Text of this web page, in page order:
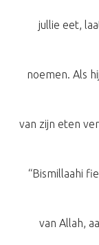
jullie eet,
noemen. Als
van zijn eten
“Bismillaahi
van Allah,